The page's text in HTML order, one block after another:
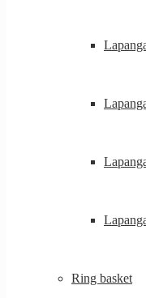
Ring basket